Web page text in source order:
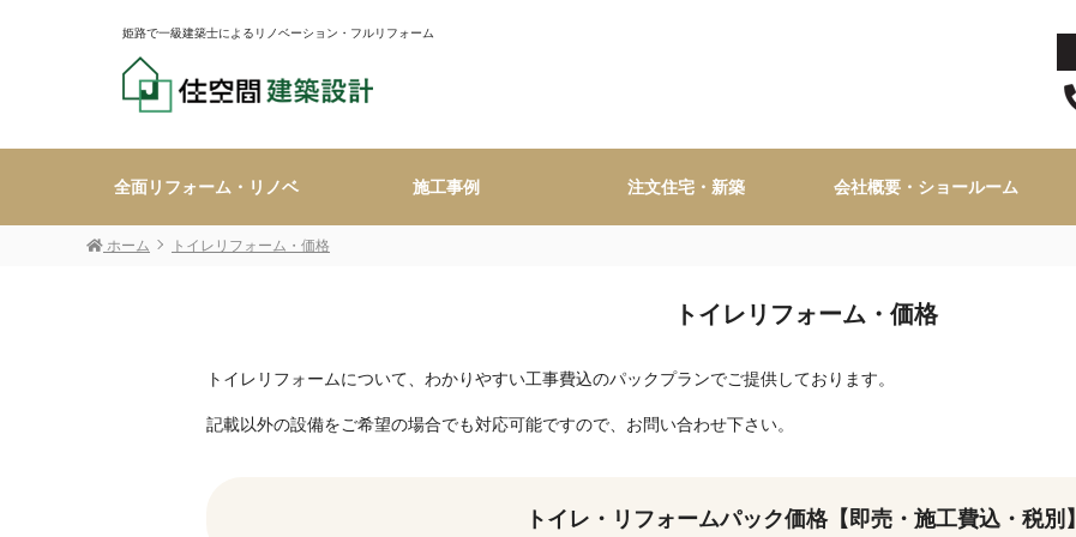
姫路で一級建築士によるリノベーション・フルリフォーム
全面リフォーム・リノベ 施工事例 注文住宅・新築 会社概要・ショールーム
ホーム トイレリフォーム・価格
トイレリフォーム・価格
トイレリフォームについて、わかりやすい工事費込のパックプランでご提供しております。
記載以外の設備をご希望の場合でも対応可能ですので、お問い合わせ下さい。
トイレ・リフォームパック価格【即売・施工費込・税別】